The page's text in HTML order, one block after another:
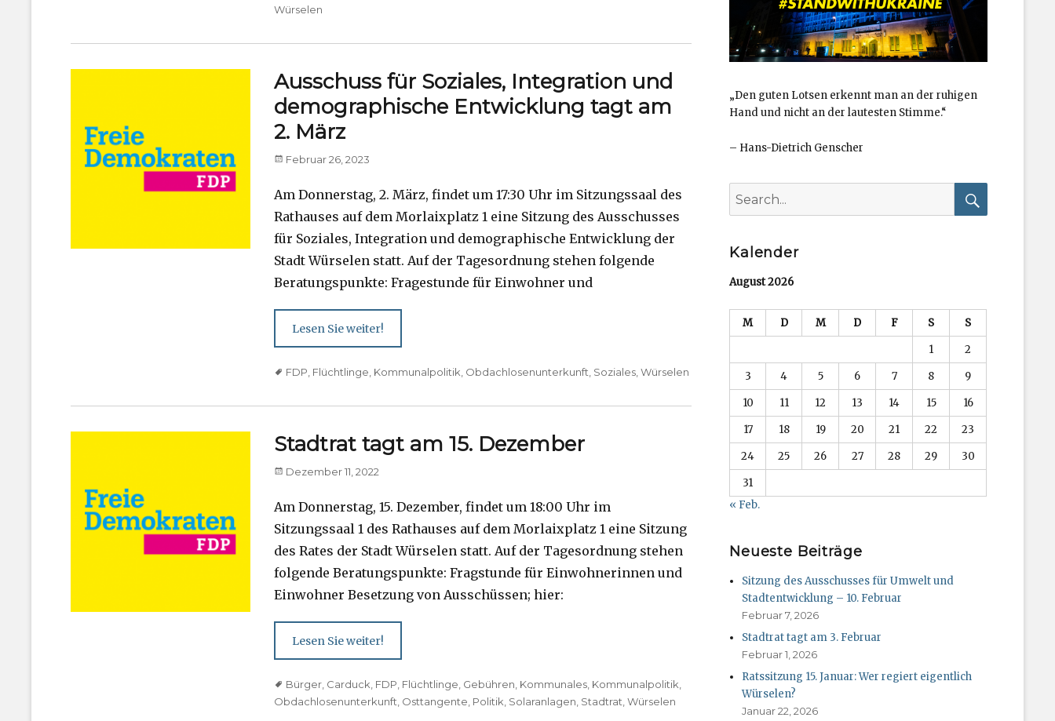
Würselen
Ausschuss für Soziales, Integration und
demographische Entwicklung tagt am
2. März
Posted
Februar 26, 2023
Am Donnerstag, 2. März, findet um 17:30 Uhr im Sitzungssaal des
Rathauses auf dem Morlaixplatz 1 eine Sitzung des Ausschusses
für Soziales, Integration und demographische Entwicklung der
Stadt Würselen statt. Auf der Tagesordnung stehen folgende
Beratungspunkte: Fragestunde für Einwohner und
Lesen Sie weiter!
TagsFDP, Flüchtlinge, Kommunalpolitik, Obdachlosenunterkunft, Soziales,Würselen
Stadtrat tagt am 15. Dezember
Posted
Dezember 11, 2022
Am Donnerstag, 15. Dezember, findet um 18:00 Uhr im
Sitzungssaal 1 des Rathauses auf dem Morlaixplatz 1 eine Sitzung
des Rates der Stadt Würselen statt. Auf der Tagesordnung stehen
folgende Beratungspunkte: Fragstunde für Einwohnerinnen und
Einwohner Besetzung von Ausschüssen; hier:
Lesen Sie weiter!
TagsBürger, Carduck, FDP, Flüchtlinge, Gebühren, Kommunales, Kommunalpolitik,
Obdachlosenunterkunft, Osttangente, Politik, Solaranlagen, Stadtrat,Würselen
„Den guten Lotsen erkennt man an der ruhigen
Hand und nicht an der lautesten Stimme.“
– Hans-Dietrich Genscher
for:
Kalender
August 2026
M D M D F S
S
1
2
3
4 5 6 7 8
9
10
11 12 13 14 15
16
17
18 19 20 21 22
23
24
25 26 27 28 29
30
31
« Feb.
Neueste Beiträge
Sitzung des Ausschusses für Umwelt und
Stadtentwicklung – 10. Februar
Februar 7, 2026
Stadtrat tagt am 3. Februar
Februar 1, 2026
Ratssitzung 15. Januar: Wer regiert eigentlich
Würselen?
Januar 22, 2026